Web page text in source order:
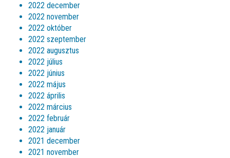
2022 december
2022 november
2022 október
2022 szeptember
2022 augusztus
2022 július
2022 június
2022 május
2022 április
2022 március
2022 február
2022 január
2021 december
2021 november